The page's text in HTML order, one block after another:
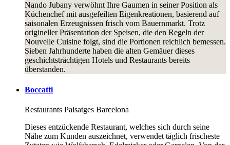
Nando Jubany verwöhnt Ihre Gaumen in seiner Position als
Küchenchef mit ausgefeilten Eigenkreationen, basierend auf
saisonalen Erzeugnissen frisch vom Bauernmarkt. Trotz
origineller Präsentation der Speisen, die den Regeln der
Nouvelle Cuisine folgt, sind die Portionen reichlich bemessen.
Sieben Jahrhunderte haben die alten Gemäuer dieses
geschichtsträchtigen Hotels und Restaurants bereits
überstanden.
Boccatti
Restaurants Paisatges Barcelona
Dieses entzückende Restaurant, welches sich durch seine
Nähe zum Kunden auszeichnet, verwendet täglich frischeste